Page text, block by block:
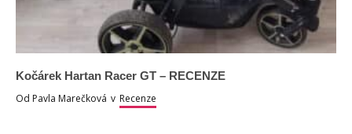
Kočárek Hartan Racer GT – RECENZE
Od Pavla Marečková v Recenze